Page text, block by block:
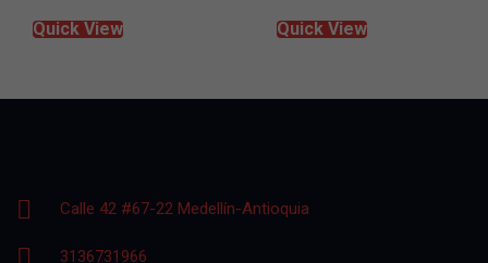
Quick View Quick View
Calle 42 #67-22 Medellín-Antioquia
3136731966